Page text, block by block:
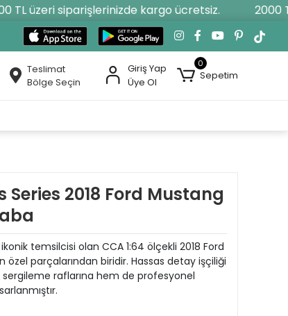
TL üzeri siparişlerinizde kargo ücretsiz. 2000
Teslimat
Bölge Seçin
Giriş Yap
Üye Ol
0
Sepetim
Series 2018 Ford Mustang
temsilcisi olan CCA 1:64 ölçekli 2018 Ford
özel parçalarından biridir. Hassas detay işçiliği
raflarına hem de profesyonel